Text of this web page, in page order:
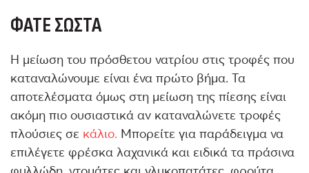
ΦΆΤΕ ΣΩΣΤΆ
Η μείωση του πρόσθετου νατρίου στις τροφές που
καταναλώνουμε είναι ένα πρώτο βήμα. Τα
αποτελέσματα όμως στη μείωση της πίεσης είναι
ακόμη πιο ουσιαστικά αν καταναλώνετε τροφές
πλούσιες σε κάλιο. Μπορείτε για παράδειγμα να
επιλέγετε φρέσκα λαχανικά και ειδικά τα πράσινα